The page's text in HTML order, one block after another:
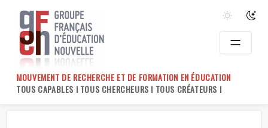
content
MOUVEMENT DE RECHERCHE ET DE FORMATION EN ÉDUCATION
TOUS CAPABLES ! TOUS CHERCHEURS ! TOUS CRÉATEURS !